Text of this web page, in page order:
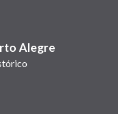
Alegre